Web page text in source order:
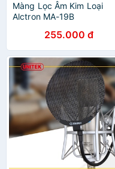
Màng Lọc Âm Kim Loại
Alctron MA-19B
255.000 đ